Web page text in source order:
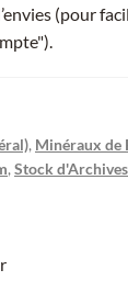
(pour
, Minéraux de
, Stock